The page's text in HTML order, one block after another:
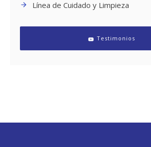
Línea de Cuidado y Limpieza
Testimonios